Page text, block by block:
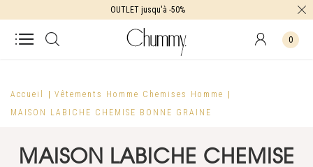
OUTLET jusqu'à -50%
0
Accueil Vêtements Homme Chemises Homme
MAISON LABICHE CHEMISE BONNE GRAINE
MAISON LABICHE CHEMISE